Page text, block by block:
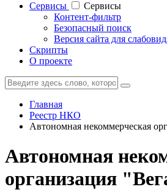
Cервисы
Cервисы
Контент-фильтр
Безопасный поиск
Версия сайта для
Скрипты
О проекте
Главная
Реестр НКО
Автономная некоммерческая
Автономная
организация